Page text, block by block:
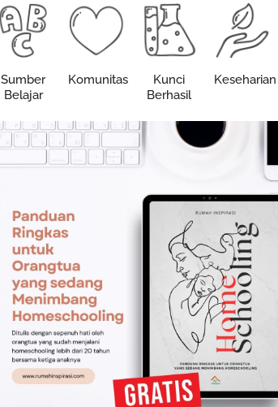
Sumber
Belajar
Komunitas
Kunci
Berhasil
Keseharian